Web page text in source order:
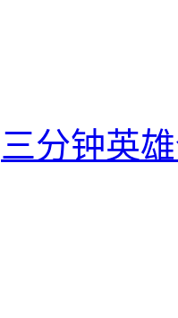
三分钟英